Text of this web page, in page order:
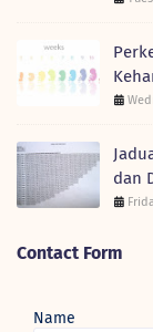
dan
Contact Form
Name